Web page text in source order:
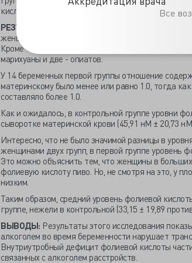
Все
кислоты в сыворотке крови, во время родов
РЕЗУЛЬТАТЫ:
женщины сообщили о регулярном потреблении
Кроме того четырнадцать женщин сообщили о
марихуаны и две - опиатов.
У 14 беременных первой группы отношение
материнскому было менее или равно 1.0, тогда
составляло более 1.0.
Как и ожидалось, в контрольной группе уровни
сыворотке материнской крови (45,91 нМ ± 20,73
Интересно, что не было значимой разницы в
женщинами двух групп, в первой группе уровень
Это можно объяснить тем, что женщины в
фолиевую кислоту пиво. Но, не смотря на это, у
низким.
Таким образом, средний уровень фолиевой
группе, нежели в контрольной (33,15 ± 19,89
ВЫВОДЫ: Результаты этого исследования
алкоголем во время беременности нарушает
Внутриутробный дефицит фолиевой кислоты
связанных с алкоголем расстройств.